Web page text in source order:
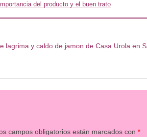
del producto y el buen trato
campos obligatorios están marcados con*